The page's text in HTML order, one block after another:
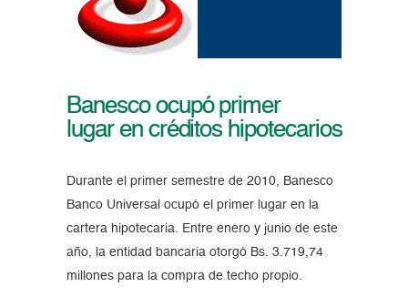
Banesco ocupó primer
lugar en créditos hipotecarios
Durante el primer semestre de 2010, Banesco
Banco Universal ocupó el primer lugar en la
cartera hipotecaria. Entre enero y junio de este
año, la entidad bancaria otorgó Bs. 3.719,74
millones para la compra de techo propio.